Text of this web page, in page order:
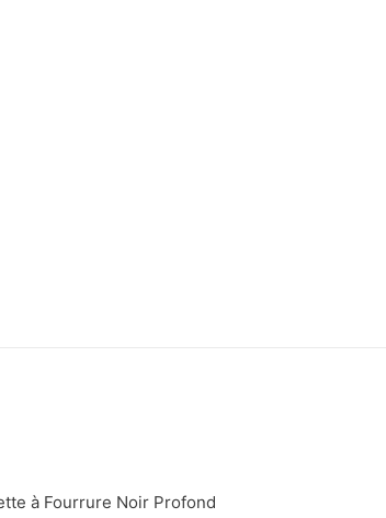
à Fourrure Noir Profond